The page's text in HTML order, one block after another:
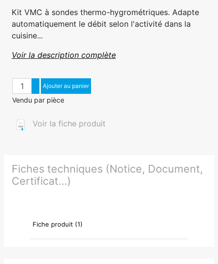
Kit VMC à sondes thermo-hygrométriques. Adapte
automatiquement le débit selon l'activité dans la
cuisine...
Voir la description complète
QuantitéAugmenter quantité
Diminuer quantité
Ajouter au panier
Vendu par pièce
Voir la fiche produit
Fiches techniques (Notice, Document,
Certificat...)
Fiche produit (1)